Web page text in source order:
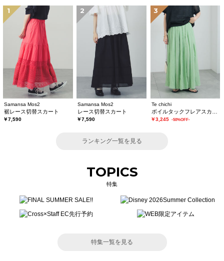
1
Samansa Mos2
裾レース切替スカート
￥7,590
2
Samansa Mos2
レース切替スカート
￥7,590
3
Te chichi
￥3,245 -50%OFF-
ランキング一覧を見る
TOPICS
特集
特集一覧を見る